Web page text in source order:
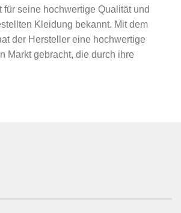
für seine hochwertige Qualität und
Kleidung bekannt. Mit dem
der Hersteller eine hochwertige
Markt gebracht, die durch ihre